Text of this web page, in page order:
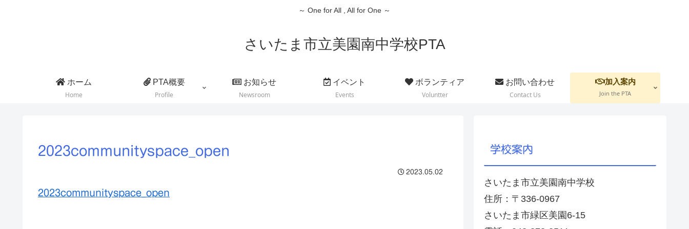
～ One for All , All for One ～
さいたま市立美園南中学校PTA
ホーム
Home
PTA概要
Profile
お知らせ
Newsroom
イベント
Events
ボランティア
Voluntter
お問い合わせ
Contact Us
加入案内
Join the PTA
2023communityspace_open
2023.05.02
2023communityspace_open
学校案内
さいたま市立美園南中学校
住所：〒336-0967
さいたま市緑区美園6-15